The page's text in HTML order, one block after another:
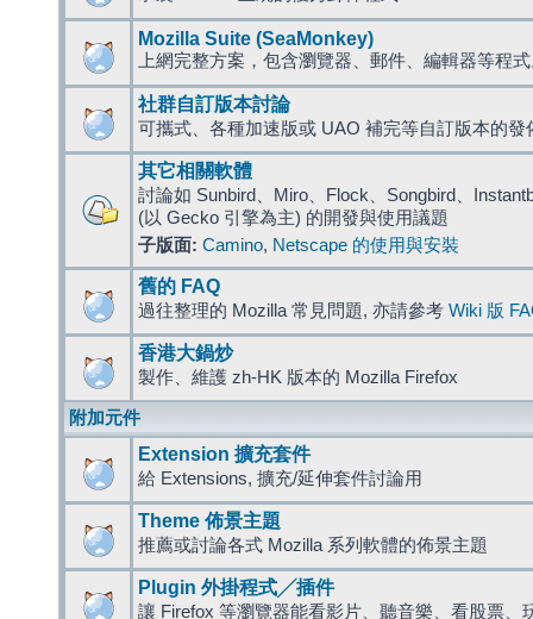
Mozilla Suite (SeaMonkey)
上網完整方案，包含瀏覽器、郵件、編輯器等程
社群自訂版本討論
可攜式、各種加速版或 UAO 補完等自訂版本的發
其它相關軟體
討論如 Sunbird、Miro、Flock、Songbird、
(以 Gecko 引擎為主) 的開發與使用議題
子版面: Camino, Netscape 的使用與安裝
舊的 FAQ
過往整理的 Mozilla 常見問題, 亦請參考 Wiki 版
香港大鍋炒
製作、維護 zh-HK 版本的 Mozilla Firefox
附加元件
Extension 擴充套件
給 Extensions, 擴充/延伸套件討論用
Theme 佈景主題
推薦或討論各式 Mozilla 系列軟體的佈景主題
Plugin 外掛程式╱插件
讓 Firefox 等瀏覽器能看影片、聽音樂、看股票、